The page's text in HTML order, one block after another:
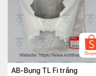
AB-Bụng TL Fi trắng